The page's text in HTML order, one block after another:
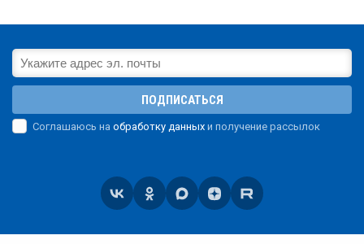
ПОДПИСАТЬСЯ
Соглашаюсь на обработку данных и получение рассылок